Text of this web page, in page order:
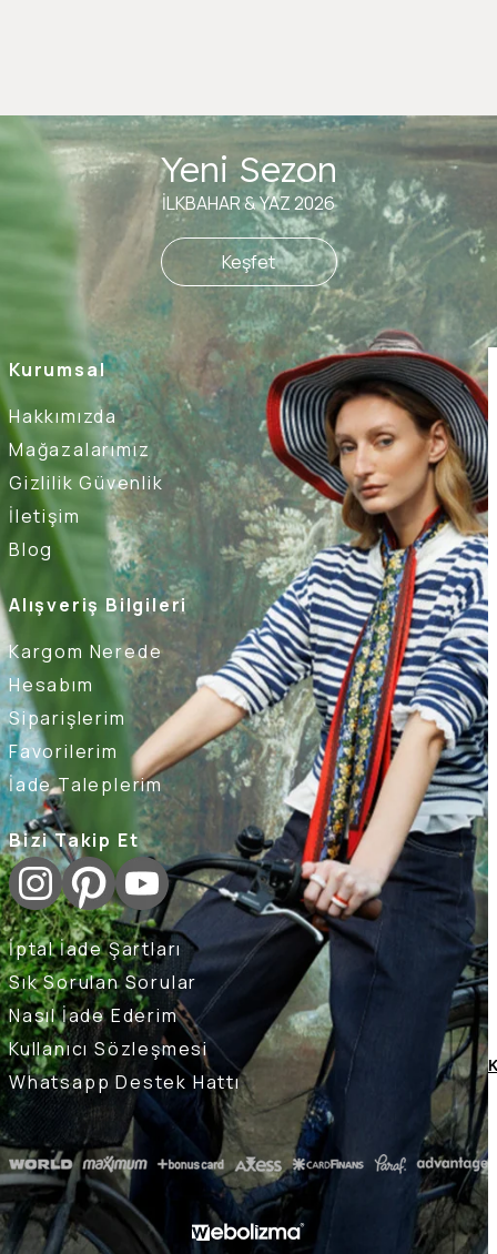
Kurumsal
Hakkımızda
Mağazalarımız
Gizlilik Güvenlik
İletişim
Blog
Alışveriş Bilgileri
Kargom Nerede
Hesabım
Siparişlerim
Favorilerim
İade Taleplerim
Bizi Takip Et
İptal İade Şartları
Sık Sorulan Sorular
Nasıl İade Ederim
Kullanıcı Sözleşmesi
Whatsapp Destek Hattı
Yeni Sezon
İLKBAHAR & YAZ 2026
Keşfet